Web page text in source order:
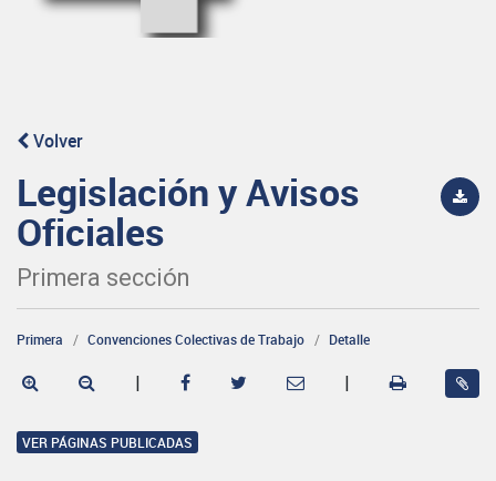
Volver
Legislación y Avisos
Oficiales
Primera sección
Primera Convenciones Colectivas de Trabajo Detalle
| |
VER PÁGINAS PUBLICADAS